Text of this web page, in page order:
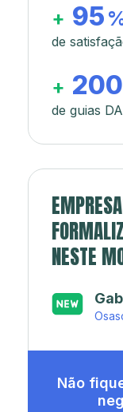
+ 95
de
+ 200
de guias
NESTE
Rio
Não